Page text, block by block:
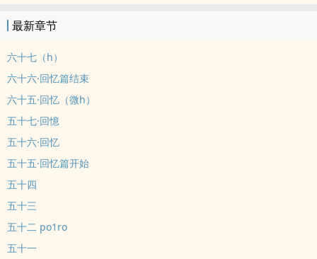
最新章节
六十七（h）
六十六·回忆篇结束
六十五·回忆（微h）
五十七·回憶
五十六·回忆
五十五·回忆篇开始
五十四
五十三
五十二 po1ro
五十一